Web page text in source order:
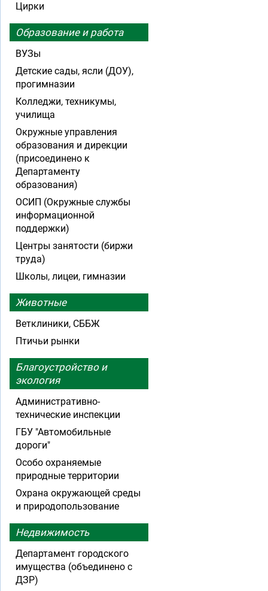
Цирки
Образование и работа
ВУЗы
Детские сады, ясли (ДОУ),
прогимназии
Колледжи, техникумы,
училища
Окружные управления
образования и дирекции
(присоединено к
Департаменту
образования)
ОСИП (Окружные службы
информационной
поддержки)
Центры занятости (биржи
труда)
Школы, лицеи, гимназии
Животные
Ветклиники, СББЖ
Птичьи рынки
Благоустройство и
экология
Административно-
технические инспекции
ГБУ "Автомобильные
дороги"
Особо охраняемые
природные территории
Охрана окружающей среды
и природопользование
Недвижимость
Департамент городского
имущества (объединено с
ДЗР)